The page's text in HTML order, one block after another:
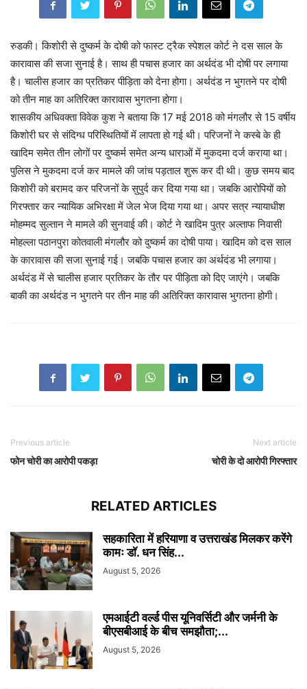
रुडकी। किशोरी से दुष्कर्म के दोषी को फास्ट ट्रैक स्पेशल कोर्ट ने दस साल के
कारावास की सजा सुनाई है। साथ ही पचास हजार का अर्थदंड भी दोषी पर लगाया
है। चालीस हजार का प्रतिकर पीड़िता को देना होगा। अर्थदंड न भुगतने पर दोषी
को तीन माह का अतिरिक्त कारावास भुगतना होगा।
शासकीय अधिवक्ता विवेक कुश ने बताया कि 17 मई 2018 को मंगलौर से 15 वर्षीय
किशोरी घर से संदिग्ध परिस्थितियों में लापता हो गई थी। परिजनों ने कस्बे के ही
खादिम समेत तीन लोगों पर दुष्कर्म समेत अन्य धाराओं में मुकदमा दर्ज कराया था।
पुलिस ने मुकदमा दर्ज कर मामले की जांच पड़ताल शुरू कर दी थी। कुछ समय बाद
किशोरी को बरामद कर परिजनों के सुपुर्द कर दिया गया था। जबकि आरोपियों को
गिरफ्तार कर न्यायिक अभिरक्षा में जेल भेज दिया गया था। अपर सत्र न्यायाधीश
मोहम्मद सुल्तान ने मामले की सुनवाई की। कोर्ट ने खादिम पुत्र अल्ताफ निवासी
मोहल्ला पठानपुरा कोतवाली मंगलौर को दुष्कर्म का दोषी पाया। खादिम को दस साल
के कारावास की सजा सुनाई गई। जबकि पचास हजार का अर्थदंड भी लगाया।
अर्थदंड में से चालीस हजार प्रतिकर के तौर पर पीड़िता को दिए जाएंगे। जबकि
बाकी का अर्थदंड न भुगतने पर तीन माह की अतिरिक्त कारावास भुगतना होगी।
Previous article
फोन चोरी का आरोपी पकड़ा
Next article
चोरी के दो आरोपी गिरफ्तार
RELATED ARTICLES
सहकारिता में हरियाणा व उत्तराखंड मिलकर करेंगे
कामः डाॅ. धन सिंह...
August 5, 2026
एमआईटी वर्ल्ड पीस यूनिवर्सिटी और जर्मनी के
बीएसबीआई के बीच समझौता;...
August 5, 2026